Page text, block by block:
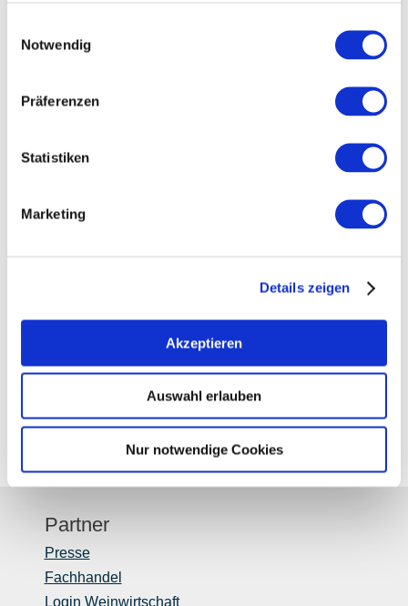
Notwendig
Präferenzen
Statistiken
Marketing
Details zeigen
Akzeptieren
Auswahl erlauben
Nur notwendige Cookies
besten Spielplätze gibt.
Autorin: Stefanie Jung
14,80 €
erhältlich.
Partner
Presse
Fachhandel
Login Weinwirtschaft